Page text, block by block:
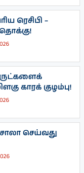
ரெசிபி –
காரக் குழம்பு!
செய்வது